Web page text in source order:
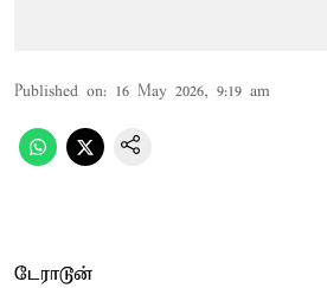
Published on: 16 May 2026, 9:19 am
டேராடூன்